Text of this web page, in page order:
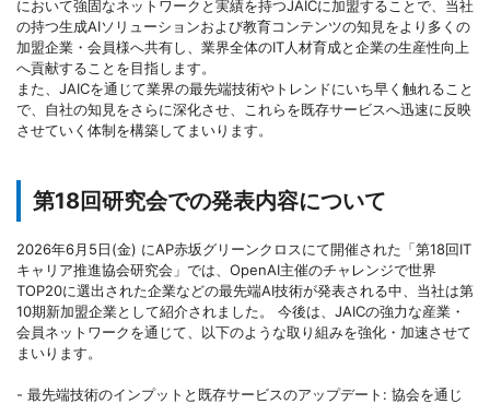
において強固なネットワークと実績を持つJAICに加盟することで、当社
の持つ生成AIソリューションおよび教育コンテンツの知見をより多くの
加盟企業・会員様へ共有し、業界全体のIT人材育成と企業の生産性向上
へ貢献することを目指します。
また、JAICを通じて業界の最先端技術やトレンドにいち早く触れること
で、自社の知見をさらに深化させ、これらを既存サービスへ迅速に反映
させていく体制を構築してまいります。
第18回研究会での発表内容について
2026年6月5日(金) にAP赤坂グリーンクロスにて開催された「第18回IT
キャリア推進協会研究会」では、OpenAI主催のチャレンジで世界
TOP20に選出された企業などの最先端AI技術が発表される中、当社は第
10期新加盟企業として紹介されました。 今後は、JAICの強力な産業・
会員ネットワークを通じて、以下のような取り組みを強化・加速させて
まいります。
- 最先端技術のインプットと既存サービスのアップデート: 協会を通じ